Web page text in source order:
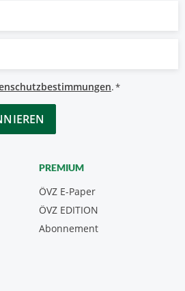
.*
PREMIUM
ÖVZ E-Paper
Abonnement
ÖVZ EDITION